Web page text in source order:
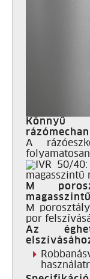
Könnyű
A
M
M
por
Az